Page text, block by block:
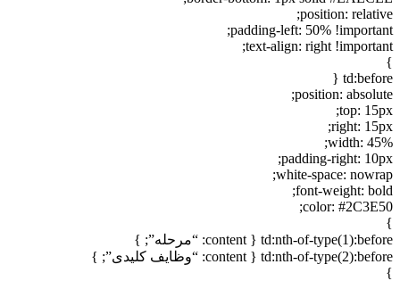
position: relative;
padding-left: 50% !important;
text-align: right !important;
}
td:before {
position: absolute;
top: 15px;
right: 15px;
width: 45%;
padding-right: 10px;
white-space: nowrap;
font-weight: bold;
color: #2C3E50;
}
td:nth-of-type(1):before { content: “مرحله”; }
td:nth-of-type(2):before { content: “وظایف کلیدی”; }
}